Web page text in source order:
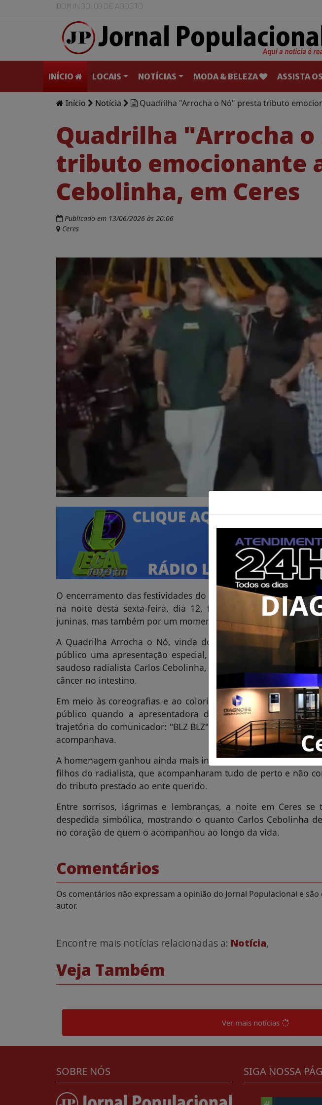
DOMINGO, 09 DE AGOSTO
INÍCIO LOCAIS NOTÍCIAS MODA & BELEZA ASSISTA
Início Notícia Quadrilha "Arrocha o Nó" presta tributo
Quadrilha "Arrocha
tributo emocionante
Cebolinha, em Ceres
Publicado em 13/06/2026 às 20:06
Ceres
O encerramento das festividades do Arraiá da Educação 2026,
na noite desta sexta-feira, dia 12, foi marcado não apenas
juninas, mas também por um momento de profunda emoção e
A Quadrilha Arrocha o Nó, vinda do Distrito de
público uma apresentação especial, transformando a dança
saudoso radialista Carlos Cebolinha, que faleceu
câncer no intestino.
Em meio às coreografias e ao colorido das tradicionais
público quando a apresentadora da quadrilha relembrou
trajetória do comunicador: "BLZ BLZ", arrancando aplausos e,
acompanhava.
A homenagem ganhou ainda mais intensidade com a presença
filhos do radialista, que acompanharam tudo de perto e não
do tributo prestado ao ente querido.
Entre sorrisos, lágrimas e lembranças, a noite em Ceres
despedida simbólica, mostrando o quanto Carlos Cebolinha
no coração de quem o acompanhou ao longo da vida.
Comentários
Os comentários não expressam a opinião do Jornal Populacional e
autor.
Encontre mais notícias relacionadas a: Notícia,
Veja Também
Ver mais notícias
SOBRE NÓS SIGA NOSSA